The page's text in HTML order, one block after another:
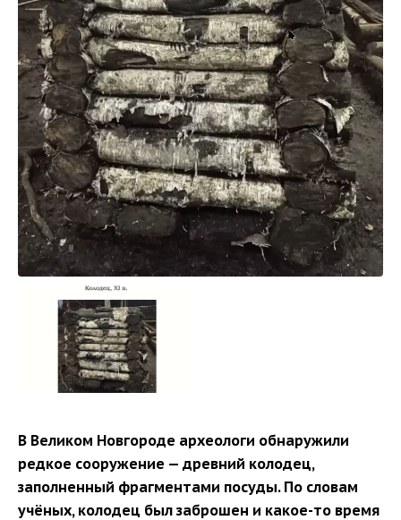
В Великом Новгороде археологи обнаружили
редкое сооружение — древний колодец,
заполненный фрагментами посуды. По словам
учёных, колодец был заброшен и какое-то время